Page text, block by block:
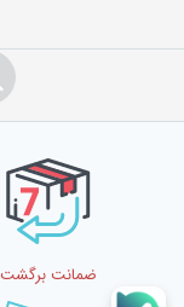
ضمانت برگشت